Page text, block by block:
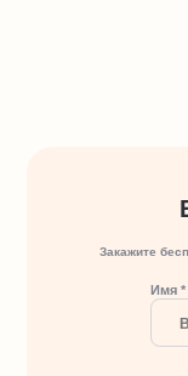
Закажите
Имя *